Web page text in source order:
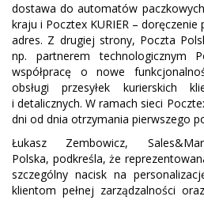
dostawa do automatów
kraju i Pocztex KURIER –
adres. Z drugiej strony, Poczta
np. partnerem technologicznym
współpracę o nowe
obsługi przesyłek kurierskich
i detalicznych. W ramach sieci
dni od dnia otrzymania pierwszego
Łukasz Zembowicz,
Polska, podkreśla, że
szczególny nacisk na
klientom pełnej zarządzalności